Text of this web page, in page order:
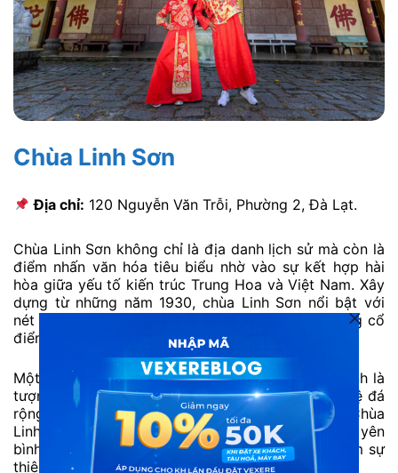
Chùa Linh Sơn
Địa chỉ: 120 Nguyễn Văn Trỗi, Phường 2, Đà Lạt.
Chùa Linh Sơn không chỉ là địa danh lịch sử mà còn là
điểm nhấn văn hóa tiêu biểu nhờ vào sự kết hợp hài
hòa giữa yếu tố kiến trúc Trung Hoa và Việt Nam. Xây
dựng từ những năm 1930, chùa Linh Sơn nổi bật với
nét trang trí công phu. Tổng hòa của truyền thống cổ
điển và nghệ thuật tôn giáo.
Một trong những biểu tượng nổi bật của chùa chính là
tượng Phật A Di Đà cao 27 mét. Vững chãi trên bệ đá
rộng 7 mét. Uy nghi ngay từ cái nhìn đầu tiên. Chùa
Linh Sơn không chỉ mang lại cảm giác thanh thản yên
bình. Mà còn là nơi lý tưởng cho những ai tìm kiếm sự
thiêng liêng và yên ả giữa lòng phố thị nhộn nhịp.